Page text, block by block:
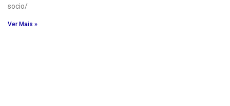
socio/
Ver Mais »